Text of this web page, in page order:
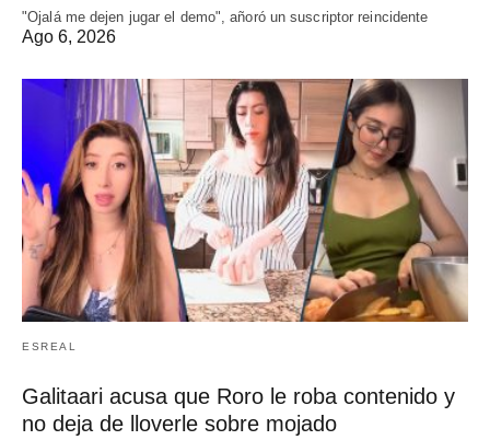
"Ojalá me dejen jugar el demo", añoró un suscriptor reincidente
Ago 6, 2026
ESREAL
Galitaari acusa que Roro le roba contenido y
no deja de lloverle sobre mojado